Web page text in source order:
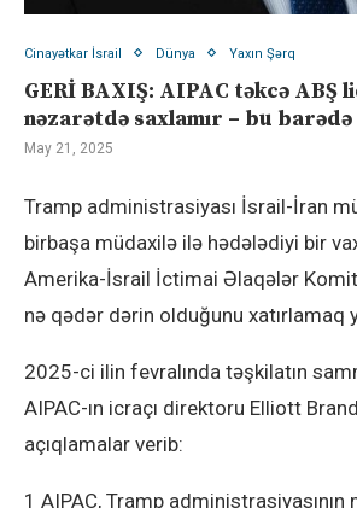
Cinayətkar İsrail Dünya Yaxın Şərq
GERİ BAXIŞ: AIPAC təkcə ABŞ
nəzarətdə saxlamır – bu barədə
May 21, 2025
Tramp administrasiyası İsrail-İran
birbaşa müdaxilə ilə hədələdiyi bir
Amerika-İsrail İctimai Əlaqələr
nə qədər dərin olduğunu xatırlamaq
2025-ci ilin fevralında təşkilatın
AIPAC-ın icraçı direktoru Elliott
açıqlamalar verib:
1 AIPAC, Tramp